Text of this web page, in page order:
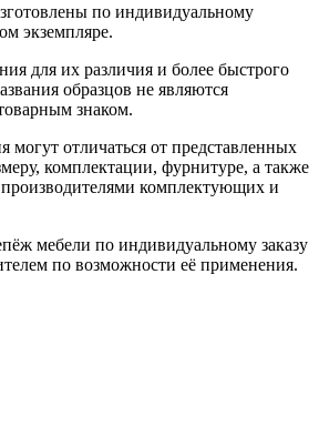
по индивидуальному
экземпляре.
для их различия и более быстрого
образцов не являются
знаком.
могут отличаться от представленных
комплектации, фурнитуре, а также
комплектующих и
мебели по индивидуальному заказу
по возможности её применения.